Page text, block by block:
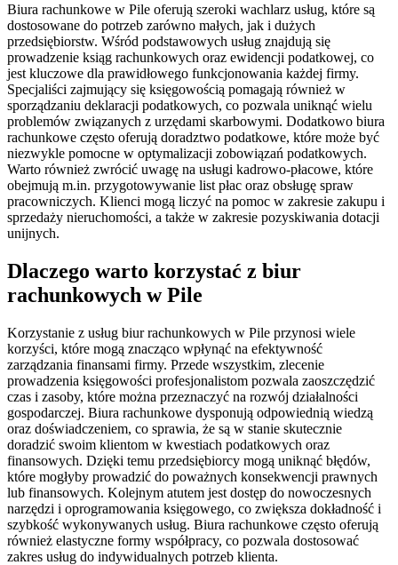
Biura rachunkowe w Pile oferują szeroki wachlarz usług, które są
dostosowane do potrzeb zarówno małych, jak i dużych
przedsiębiorstw. Wśród podstawowych usług znajdują się
prowadzenie ksiąg rachunkowych oraz ewidencji podatkowej, co
jest kluczowe dla prawidłowego funkcjonowania każdej firmy.
Specjaliści zajmujący się księgowością pomagają również w
sporządzaniu deklaracji podatkowych, co pozwala uniknąć wielu
problemów związanych z urzędami skarbowymi. Dodatkowo biura
rachunkowe często oferują doradztwo podatkowe, które może być
niezwykle pomocne w optymalizacji zobowiązań podatkowych.
Warto również zwrócić uwagę na usługi kadrowo-płacowe, które
obejmują m.in. przygotowywanie list płac oraz obsługę spraw
pracowniczych. Klienci mogą liczyć na pomoc w zakresie zakupu i
sprzedaży nieruchomości, a także w zakresie pozyskiwania dotacji
unijnych.
Dlaczego warto korzystać z biur
rachunkowych w Pile
Korzystanie z usług biur rachunkowych w Pile przynosi wiele
korzyści, które mogą znacząco wpłynąć na efektywność
zarządzania finansami firmy. Przede wszystkim, zlecenie
prowadzenia księgowości profesjonalistom pozwala zaoszczędzić
czas i zasoby, które można przeznaczyć na rozwój działalności
gospodarczej. Biura rachunkowe dysponują odpowiednią wiedzą
oraz doświadczeniem, co sprawia, że są w stanie skutecznie
doradzić swoim klientom w kwestiach podatkowych oraz
finansowych. Dzięki temu przedsiębiorcy mogą uniknąć błędów,
które mogłyby prowadzić do poważnych konsekwencji prawnych
lub finansowych. Kolejnym atutem jest dostęp do nowoczesnych
narzędzi i oprogramowania księgowego, co zwiększa dokładność i
szybkość wykonywanych usług. Biura rachunkowe często oferują
również elastyczne formy współpracy, co pozwala dostosować
zakres usług do indywidualnych potrzeb klienta.